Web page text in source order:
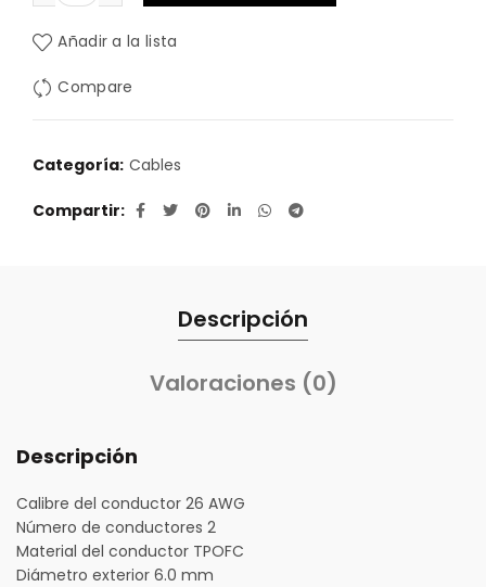
Añadir a la lista
Compare
Categoría: Cables
Compartir
Descripción
Valoraciones (0)
Descripción
Calibre del conductor 26 AWG
Número de conductores 2
Material del conductor TPOFC
Diámetro exterior 6.0 mm